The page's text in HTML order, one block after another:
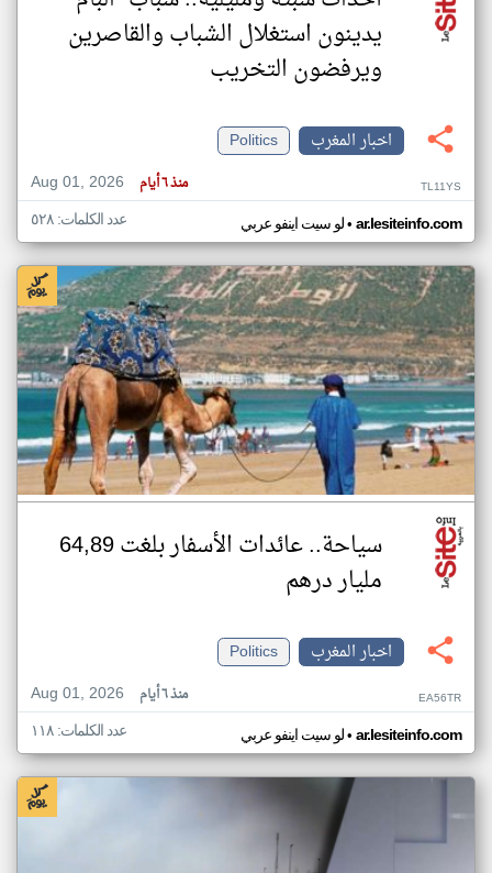
يدينون استغلال الشباب والقاصرين
ويرفضون التخريب
اخبار المغرب
Politics
Aug 01, 2026
منذ ٦ أيام TL11YS
لو سيت اينفو عربي• ar.lesiteinfo.com عدد الكلمات: ٥٢٨
سياحة.. عائدات الأسفار بلغت 64,89
مليار درهم
اخبار المغرب
Politics
Aug 01, 2026
منذ ٦ أيام EA56TR
لو سيت اينفو عربي• ar.lesiteinfo.com عدد الكلمات: ١١٨